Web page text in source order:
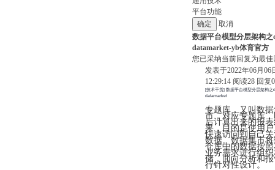
平台功能
取消
数据平台模型分层架构之
datamarket-yb体育官方
您已采纳当前回复为最佳
发表于2022年06月06
12:29:14 阅读28 回复0
[技术干货] 数据平台模型分层架构之
datamarket
专题库，又叫数
市，对应专题库
后计算出来的报
果，目的是使用
快速访问到自己
数据。数据集市
仓库中的数据按
业务需求进行组
储，面向分析和
行针对性设计。